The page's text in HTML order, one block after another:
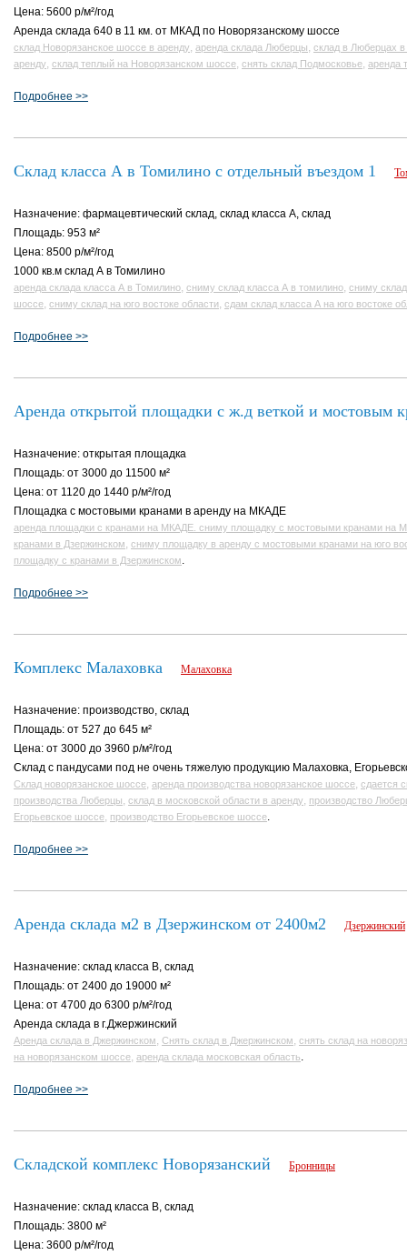
Цена: 5600 р/м²/год
Аренда склада 640 в 11 км. от МКАД по Новорязанскому шоссе
склад Новорязанское шоссе в аренду, аренда склада Люберцы, склад в Люберцах в
аренду, склад теплый на Новорязанском шоссе, снять склад Подмосковье, аренда
Подробнее >>
Склад класса А в Томилино с отдельный въездом 1
Назначение: фармацевтический склад, склад класса A, склад
Площадь: 953 м²
Цена: 8500 р/м²/год
1000 кв.м склад А в Томилино
аренда склада класса А в Томилино, сниму склад класса А в томилино, сниму
шоссе, сниму склад на юго востоке области, сдам склад класса А на юго востоке
Подробнее >>
Аренда открытой площадки с ж.д веткой и мостовым
Назначение: открытая площадка
Площадь: от 3000 до 11500 м²
Цена: от 1120 до 1440 р/м²/год
Площадка с мостовыми кранами в аренду на МКАДЕ
аренда площадки с кранами на МКАДЕ. сниму площадку с мостовыми кранами на
кранами в Дзержинском, сниму площадку в аренду с мостовыми кранами на юго
площадку с кранами в Дзержинском.
Подробнее >>
Комплекс Малаховка Малаховка
Назначение: производство, склад
Площадь: от 527 до 645 м²
Цена: от 3000 до 3960 р/м²/год
Склад с пандусами под не очень тяжелую продукцию Малаховка,
Склад новорязанское шоссе, аренда производства новорязанское шоссе, сдается
производства Люберцы, склад в московской области в аренду, производство
Егорьевское шоссе, производство Егорьевское шоссе.
Подробнее >>
Аренда склада м2 в Дзержинском от 2400м2 Дзержинский
Назначение: склад класса B, склад
Площадь: от 2400 до 19000 м²
Цена: от 4700 до 6300 р/м²/год
Аренда склада в г.Джержинский
Аренда склада в Джержинском, Снять склад в Джержинском, снять склад на
на новорязанском шоссе, аренда склада московская область.
Подробнее >>
Складской комплекс Новорязанский Бронницы
Назначение: склад класса B, склад
Площадь: 3800 м²
Цена: 3600 р/м²/год